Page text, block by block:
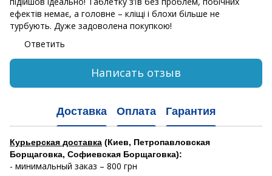
ефектів немає, а головне – кліщі і блохи більше не
турбують. Дуже задоволена покупкою!
Ответить
Написать отзыв
Доставка Оплата Гарантия
Курьерская доставка (Киев, Петропавловская
Борщаговка, Софиевская Борщаговка):
- минимальный заказ – 800 грн